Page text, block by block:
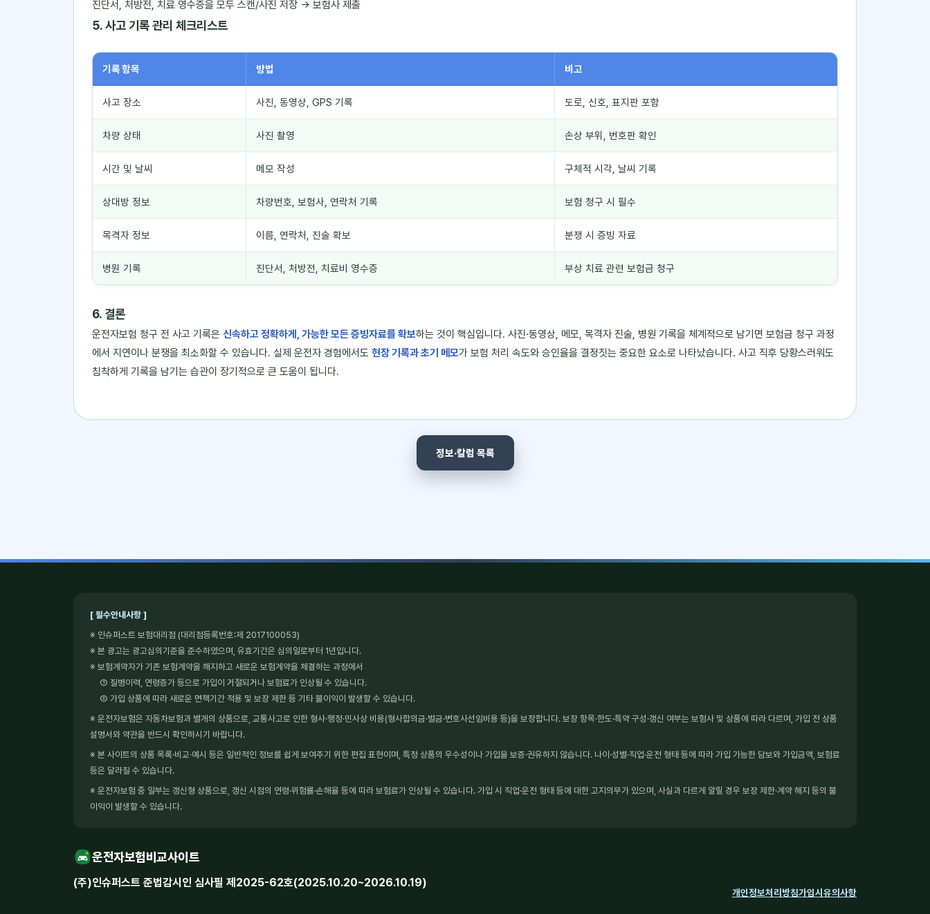
진단서, 처방전, 치료 영수증을 모두 스캔/사진 저장 → 보험사 제출
5. 사고 기록 관리 체크리스트
기록 항목 방법 비고
사고 장소 사진, 동영상, GPS 기록 도로, 신호, 표지판 포함
차량 상태 사진 촬영 손상 부위, 번호판 확인
시간 및 날씨 메모 작성 구체적 시각, 날씨 기록
상대방 정보 차량번호, 보험사, 연락처 기록 보험 청구 시 필수
목격자 정보 이름, 연락처, 진술 확보 분쟁 시 증빙 자료
병원 기록 진단서, 처방전, 치료비 영수증 부상 치료 관련 보험금 청구
6. 결론
운전자보험 청구 전 사고 기록은 신속하고 정확하게, 가능한 모든 증빙자료를 확보하는 것이 핵심입니다. 사진·동영상, 메모, 목격자 진술, 병원 기록을 체계적으로 남기면 보험금 청구 과정
에서 지연이나 분쟁을 최소화할 수 있습니다. 실제 운전자 경험에서도 현장 기록과 초기 메모가 보험 처리 속도와 승인율을 결정짓는 중요한 요소로 나타났습니다. 사고 직후 당황스러워도
침착하게 기록을 남기는 습관이 장기적으로 큰 도움이 됩니다.
정보·칼럼 목록
[ 필수안내사항 ]
※ 인슈퍼스트 보험대리점 (대리점등록번호:제 2017100053)
※ 본 광고는 광고심의기준을 준수하였으며, 유효기간은 심의일로부터 1년입니다.
※ 보험계약자가 기존 보험계약을 해지하고 새로운 보험계약을 체결하는 과정에서
① 질병이력, 연령증가 등으로 가입이 거절되거나 보험료가 인상될 수 있습니다.
② 가입 상품에 따라 새로운 면책기간 적용 및 보장 제한 등 기타 불이익이 발생할 수 있습니다.
※ 운전자보험은 자동차보험과 별개의 상품으로, 교통사고로 인한 형사·행정·민사상 비용(형사합의금·벌금·변호사선임비용 등)을 보장합니다. 보장 항목·한도·특약 구성·갱신 여부는 보험사 및 상품에 따라 다르며, 가입 전 상품
설명서와 약관을 반드시 확인하시기 바랍니다.
※ 본 사이트의 상품 목록·비교·예시 등은 일반적인 정보를 쉽게 보여주기 위한 편집 표현이며, 특정 상품의 우수성이나 가입을 보증·권유하지 않습니다. 나이·성별·직업·운전 형태 등에 따라 가입 가능한 담보와 가입금액, 보험료
등은 달라질 수 있습니다.
※ 운전자보험 중 일부는 갱신형 상품으로, 갱신 시점의 연령·위험률·손해율 등에 따라 보험료가 인상될 수 있습니다. 가입 시 직업·운전 형태 등에 대한 고지의무가 있으며, 사실과 다르게 알릴 경우 보장 제한·계약 해지 등의 불
이익이 발생할 수 있습니다.
운전자보험비교사이트
(주)인슈퍼스트 준법감시인 심사필 제2025-62호(2025.10.20~2026.10.19)
개인정보처리방침가입시유의사항